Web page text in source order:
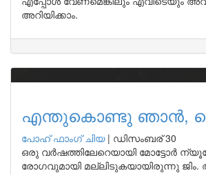
അറിയിക്കാം.
എന്തുകൊണ്ടു ഞാൻ,
പോഹ് ഫാംഗ് ചിയ| ഡിസംബര് 30
ഒരു വർഷത്തിലേറെയായി മോട്ടോർ
രോഗവുമായി മല്ലിടുകയായിരുന്നു ജിം.